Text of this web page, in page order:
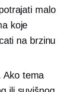
malo
koje
na brzinu
Ako tema